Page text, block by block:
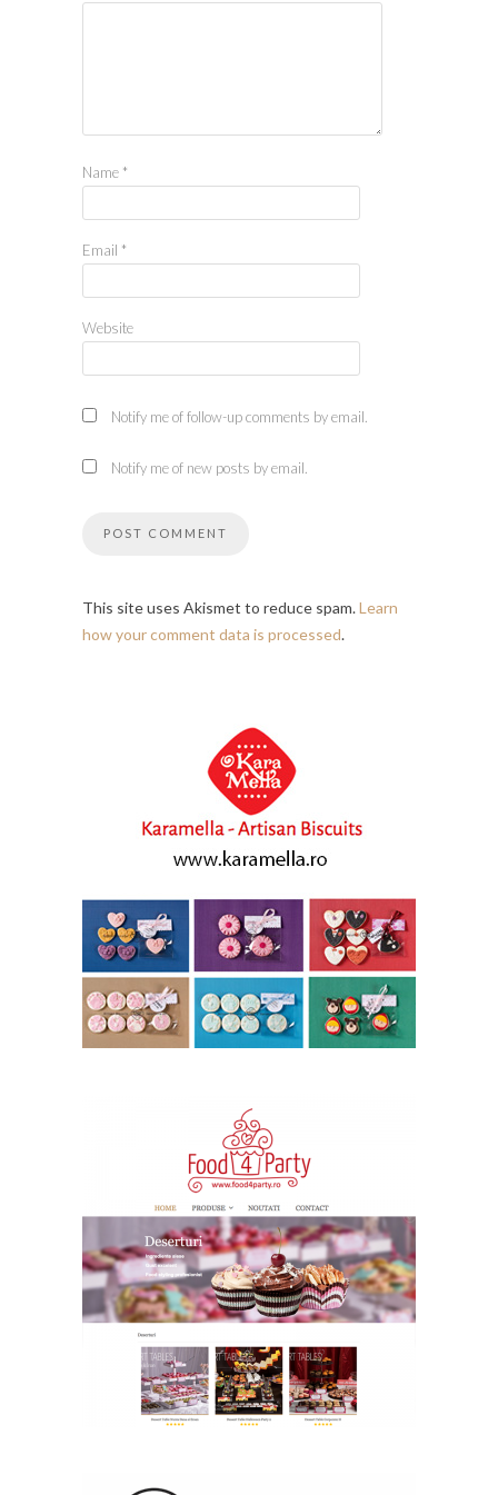
Name *
Email *
Website
Notify me of follow-up comments by email.
Notify me of new posts by email.
This site uses Akismet to reduce spam.Learn
how your comment data is processed.